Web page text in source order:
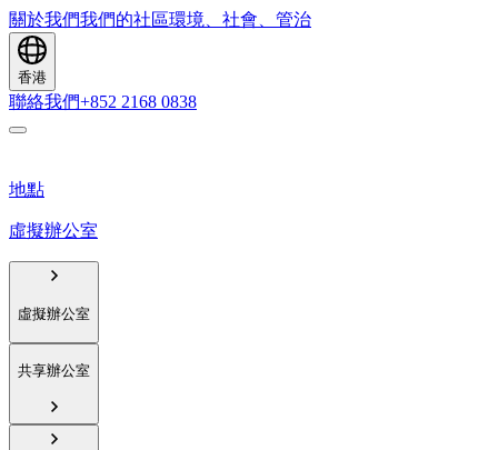
關於我們我們的社區環境、社會、管治
香港
聯絡我們+852 2168 0838
地點
虛擬辦公室
虛擬辦公室
共享辦公室